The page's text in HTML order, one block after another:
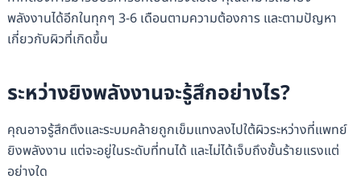
พลังงานได้อีกในทุกๆ 3-6 เดือนตามความต้องการ และตามปัญหา
เกี่ยวกับผิวที่เกิดขึ้น
ระหว่างยิงพลังงานจะรู้สึกอย่างไร?
คุณอาจรู้สึกตึงและระบมคล้ายถูกเข็มแทงลงไปใต้ผิวระหว่างที่แพทย์
ยิงพลังงาน แต่จะอยู่ในระดับที่ทนได้ และไม่ได้เจ็บถึงขั้นร้ายแรงแต่
อย่างใด